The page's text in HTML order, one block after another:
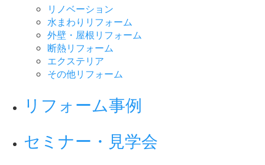
リノベーション
水まわりリフォーム
外壁・屋根リフォーム
断熱リフォーム
エクステリア
その他リフォーム
リフォーム事例
セミナー・見学会